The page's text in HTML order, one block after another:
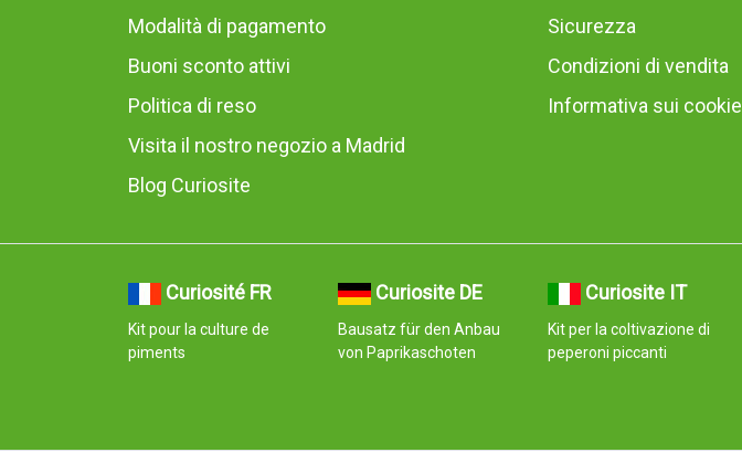
Modalità di pagamento
Buoni sconto attivi
Politica di reso
Visita il nostro negozio a Madrid
Blog Curiosite
Sicurezza
Condizioni di vendita
Informativa sui cookie
Curiosité FR
Kit pour la culture de
piments
Curiosite DE
Bausatz für den Anbau
von Paprikaschoten
Curiosite IT
Kit per la coltivazione di
peperoni piccanti